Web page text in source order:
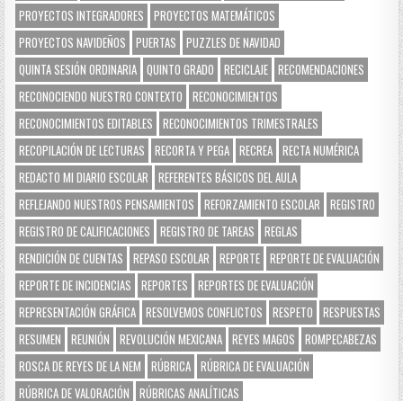
PROYECTOS INTEGRADORES
PROYECTOS MATEMÁTICOS
PROYECTOS NAVIDEÑOS
PUERTAS
PUZZLES DE NAVIDAD
QUINTA SESIÓN ORDINARIA QUINTO GRADO RECICLAJE RECOMENDACIONES
RECONOCIENDO NUESTRO CONTEXTO
RECONOCIMIENTOS
RECONOCIMIENTOS EDITABLES
RECONOCIMIENTOS TRIMESTRALES
RECOPILACIÓN DE LECTURAS
RECORTA Y PEGA RECREA RECTA NUMÉRICA
REDACTO MI DIARIO ESCOLAR
REFERENTES BÁSICOS DEL AULA
REFLEJANDO NUESTROS PENSAMIENTOS
REFORZAMIENTO ESCOLAR
REGISTRO
REGISTRO DE CALIFICACIONES
REGISTRO DE TAREAS
REGLAS
RENDICIÓN DE CUENTAS
REPASO ESCOLAR REPORTE REPORTE DE EVALUACIÓN
REPORTE DE INCIDENCIAS
REPORTES
REPORTES DE EVALUACIÓN
REPRESENTACIÓN GRÁFICA RESOLVEMOS CONFLICTOS RESPETO
RESPUESTAS
RESUMEN
REUNIÓN REVOLUCIÓN MEXICANA REYES MAGOS
ROMPECABEZAS
ROSCA DE REYES DE LA NEM
RÚBRICA RÚBRICA DE EVALUACIÓN
RÚBRICA DE VALORACIÓN
RÚBRICAS ANALÍTICAS